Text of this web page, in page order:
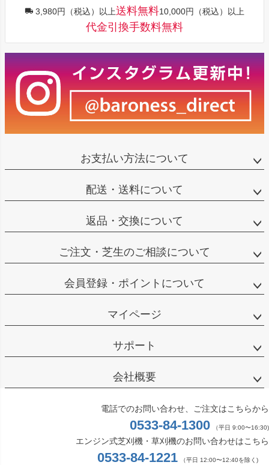
3,980円（税込）以上送料無料10,000円（税込）以上
代金引換手数料無料
お支払い方法について
配送・送料について
返品・交換について
ご注文・芝生のご相談について
会員登録・ポイントについて
マイページ
サポート
会社概要
電話でのお問い合わせ、ご注文はこちらから
0533-84-1300 （平日 9:00〜16:30)
エンジン式芝刈機・草刈機のお問い合わせはこちら
0533-84-1221 （平日 12:00〜12:40を除く)